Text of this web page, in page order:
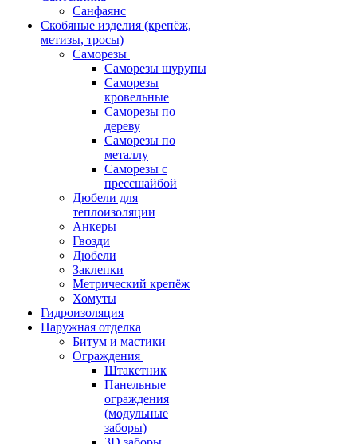
Санфаянс
Скобяные изделия (крепёж,
метизы, тросы)
Саморезы
Саморезы шурупы
Саморезы
кровельные
Саморезы по
дереву
Саморезы по
металлу
Саморезы с
прессшайбой
Дюбели для
теплоизоляции
Анкеры
Гвозди
Дюбели
Заклепки
Метрический крепёж
Хомуты
Гидроизоляция
Наружная отделка
Битум и мастики
Ограждения
Штакетник
Панельные
ограждения
(модульные
заборы)